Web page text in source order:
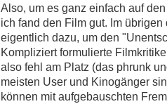
Also, um es ganz einfach auf
ich fand den Film gut. Im
eigentlich dazu, um den
Kompliziert formulierte
also fehl am Platz (das phrunk
meisten User und Kinogänger
können mit aufgebauschten